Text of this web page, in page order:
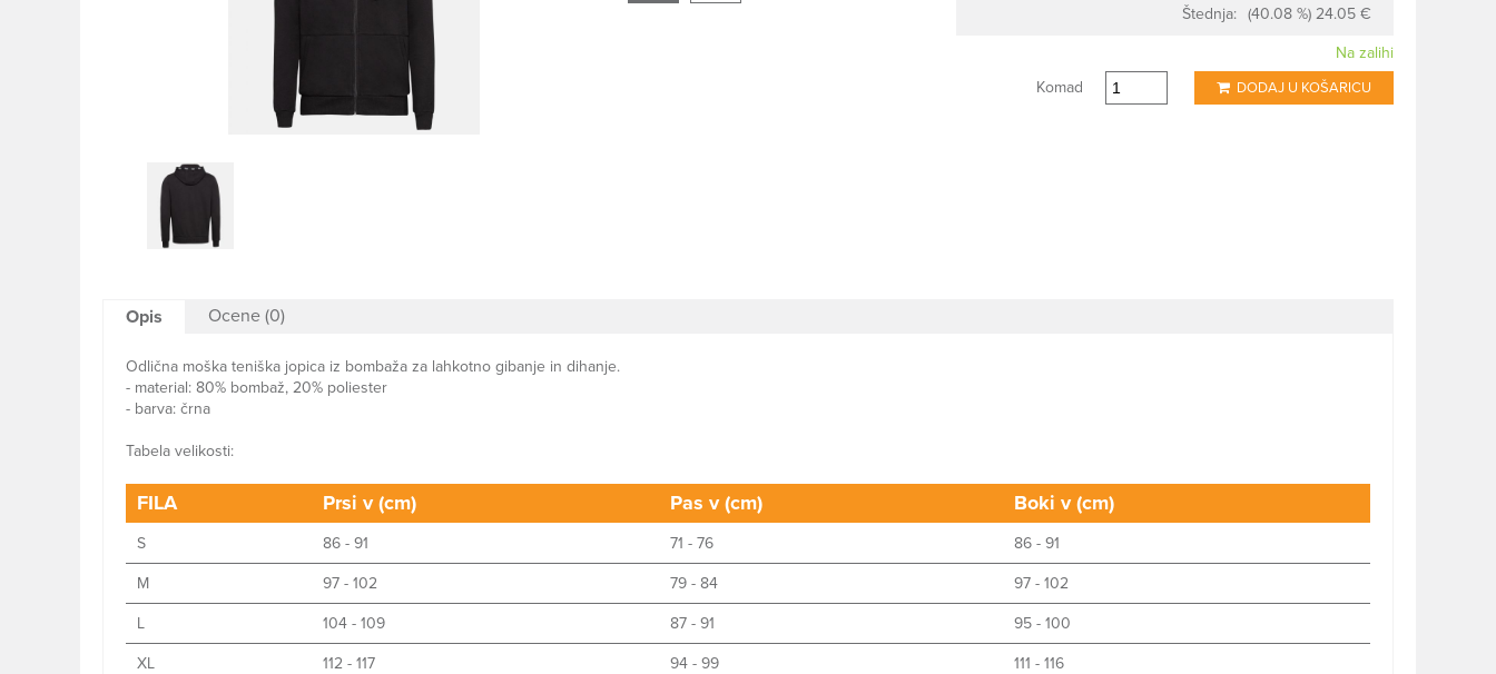
Štednja: (40.08 %) 24.05 €
Na zalihi
Komad
DODAJ U KOŠARICU
Opis Ocene (0)
Odlična moška teniška jopica iz bombaža za lahkotno gibanje in dihanje.
- material: 80% bombaž, 20% poliester
- barva: črna
Tabela velikosti:
FILA Prsi v (cm) Pas v (cm) Boki v (cm)
S 86 - 91 71 - 76 86 - 91
M 97 - 102 79 - 84 97 - 102
L 104 - 109 87 - 91 95 - 100
XL 112 - 117 94 - 99 111 - 116